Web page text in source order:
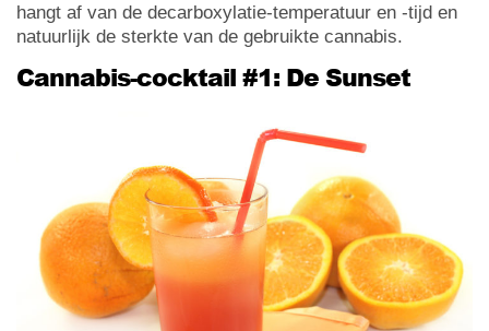
hangt af van de decarboxylatie-temperatuur en -tijd en
natuurlijk de sterkte van de gebruikte cannabis.
Cannabis-cocktail #1: De Sunset